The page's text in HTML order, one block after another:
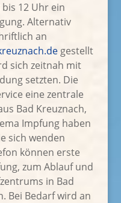
12 Uhr ein
Alternativ
an
gestellt
sich zeitnah mit
setzten. Die
eine zentrale
Bad Kreuznach,
Impfung haben
sich wenden
können erste
zum Ablauf und
in Bad
Bei Bedarf wird an